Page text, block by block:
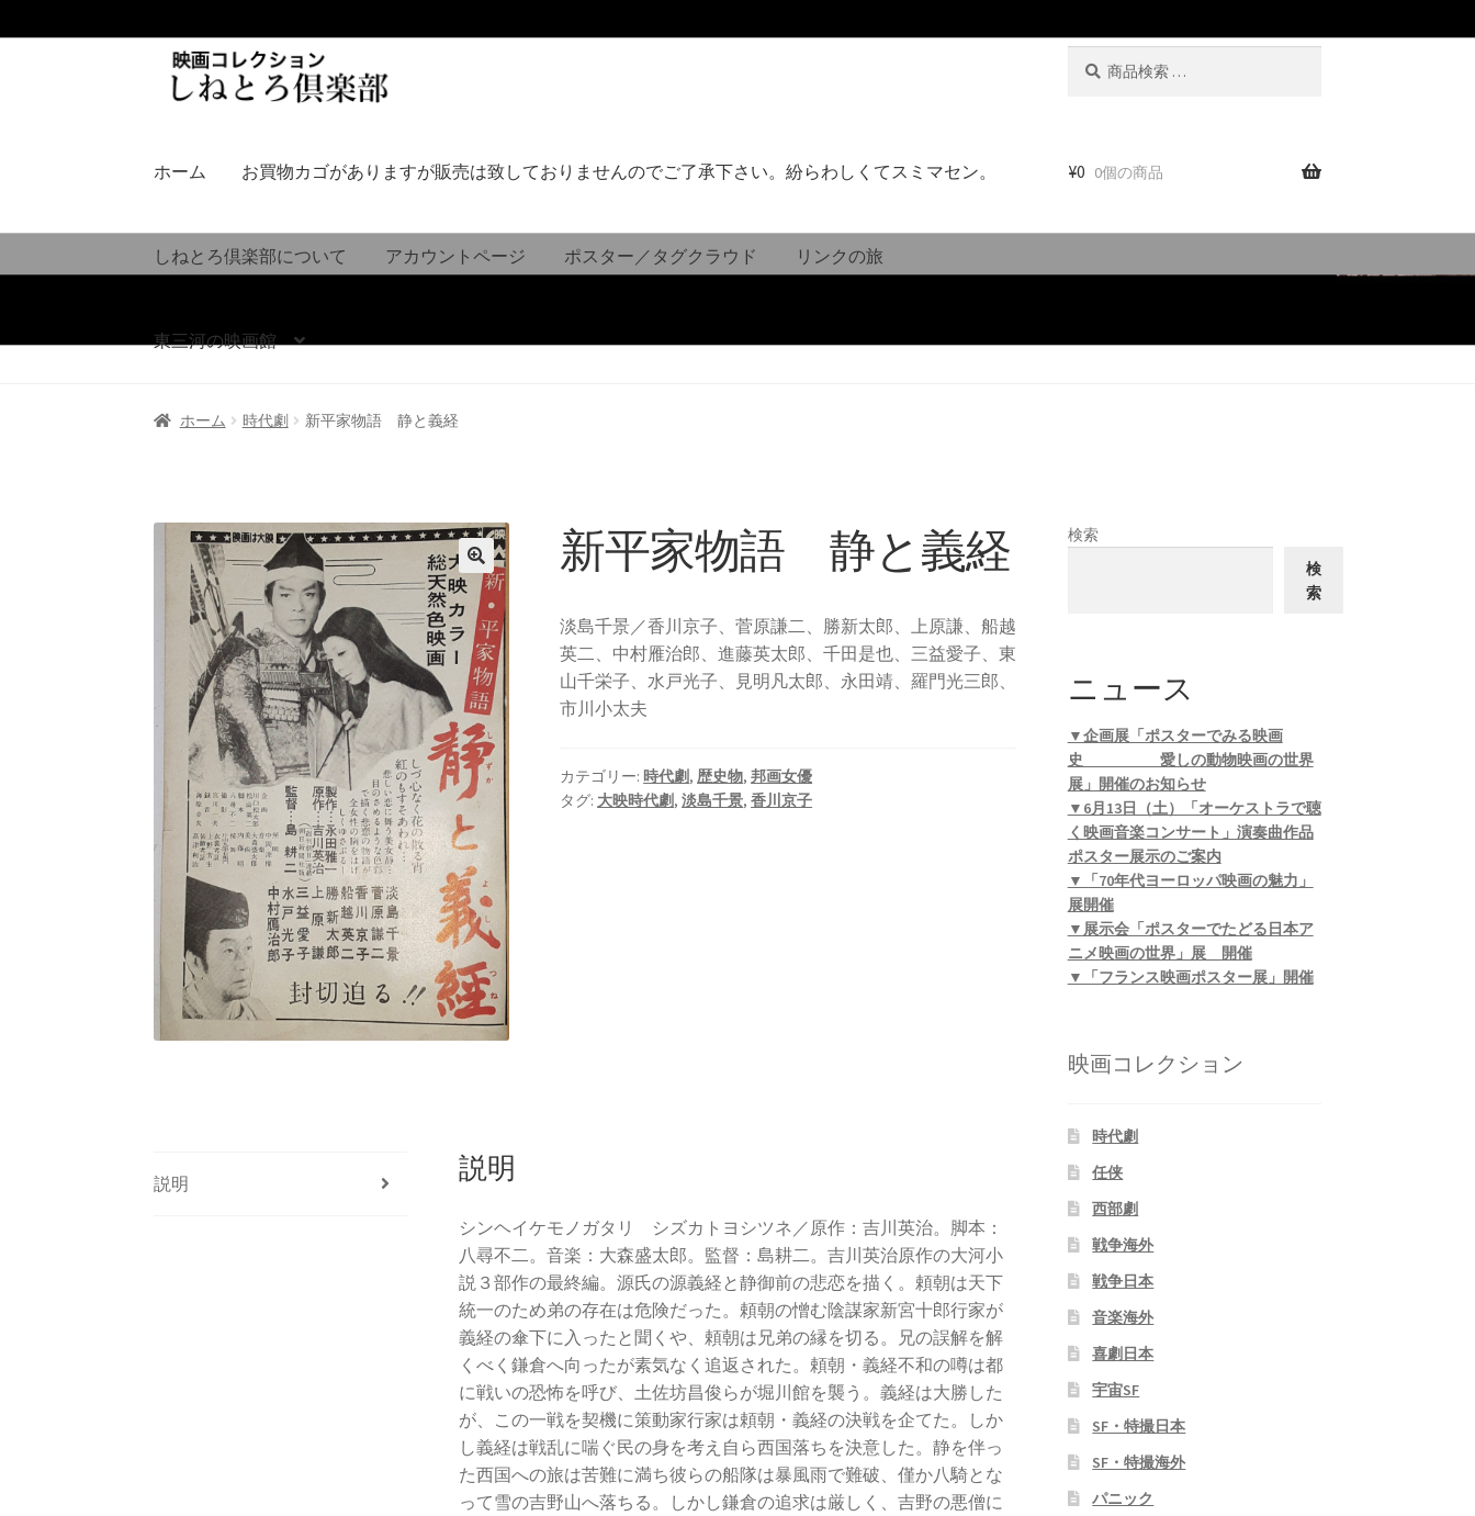
シ
へ
ス
ッ
ツ
キ
ッ
ホーム お買物カゴがありますが販売は致しておりませんのでご了承下さい。紛らわしくてスミマセン。
しねとろ倶楽部について アカウントページ ポスター／タグクラウド リンクの旅
東三河の映画館
¥0 0個の商品
ホーム 時代劇 新平家物語 静と義経
新平家物語 静と義経
淡島千景／香川京子、菅原謙二、勝新太郎、上原謙、船越
英二、中村雁治郎、進藤英太郎、千田是也、三益愛子、東
山千栄子、水戸光子、見明凡太郎、永田靖、羅門光三郎、
市川小太夫
カテゴリー:時代劇,歴史物,邦画女優
タグ: 大映時代劇,淡島千景,香川京子
説明 説明
シンヘイケモノガタリ シズカトヨシツネ／原作：吉川英治。脚本：
八尋不二。音楽：大森盛太郎。監督：島耕二。吉川英治原作の大河小
説３部作の最終編。源氏の源義経と静御前の悲恋を描く。頼朝は天下
統一のため弟の存在は危険だった。頼朝の憎む陰謀家新宮十郎行家が
義経の傘下に入ったと聞くや、頼朝は兄弟の縁を切る。兄の誤解を解
くべく鎌倉へ向ったが素気なく追返された。頼朝・義経不和の噂は都
に戦いの恐怖を呼び、土佐坊昌俊らが堀川館を襲う。義経は大勝した
が、この一戦を契機に策動家行家は頼朝・義経の決戦を企てた。しか
し義経は戦乱に喘ぐ民の身を考え自ら西国落ちを決意した。静を伴っ
た西国への旅は苦難に満ち彼らの船隊は暴風雨で難破、僅か八騎とな
って雪の吉野山へ落ちる。しかし鎌倉の追求は厳しく、吉野の悪僧に
検索
検
索
ニュース
▼企画展「ポスターでみる映画
史 愛しの動物映画の世界
展」開催のお知らせ
▼6月13日（土）「オーケストラで聴
く映画音楽コンサート」演奏曲作品
ポスター展示のご案内
▼「70年代ヨーロッパ映画の魅力」
展開催
▼展示会「ポスターでたどる日本ア
ニメ映画の世界」展 開催
▼「フランス映画ポスター展」開催
映画コレクション
時代劇
任侠
西部劇
戦争海外
戦争日本
音楽海外
喜劇日本
宇宙SF
SF・特撮日本
SF・特撮海外
パニック